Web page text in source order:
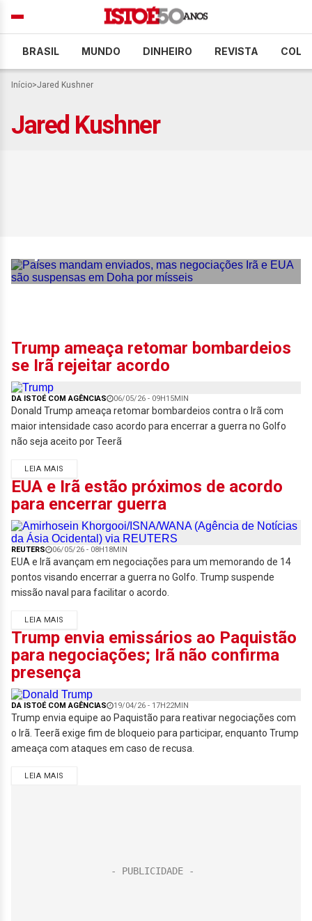
BRASIL MUNDO DINHEIRO REVISTA
Início>Jared Kushner
Jared Kushner
Trump ameaça retomar bombardeios
se Irã rejeitar acordo
DA ISTOÉ COM AGÊNCIAS 06/05/26 - 09H15MIN
Donald Trump ameaça retomar bombardeios contra o Irã com
maior intensidade caso acordo para encerrar a guerra no Golfo
não seja aceito por Teerã
LEIA MAIS
EUA e Irã estão próximos de acordo
para encerrar guerra
REUTERS 06/05/26 - 08H18MIN
EUA e Irã avançam em negociações para um memorando de 14
pontos visando encerrar a guerra no Golfo. Trump suspende
missão naval para facilitar o acordo.
LEIA MAIS
Trump envia emissários ao Paquistão
para negociações; Irã não confirma
presença
DA ISTOÉ COM AGÊNCIAS 19/04/26 - 17H22MIN
Trump envia equipe ao Paquistão para reativar negociações com
o Irã. Teerã exige fim de bloqueio para participar, enquanto Trump
ameaça com ataques em caso de recusa.
LEIA MAIS